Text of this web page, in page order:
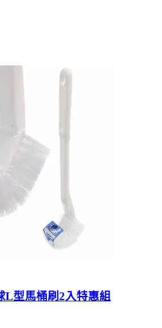
L型馬桶刷2入特惠組